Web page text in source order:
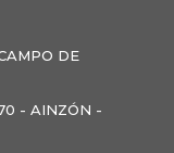
DE
- AINZÓN -